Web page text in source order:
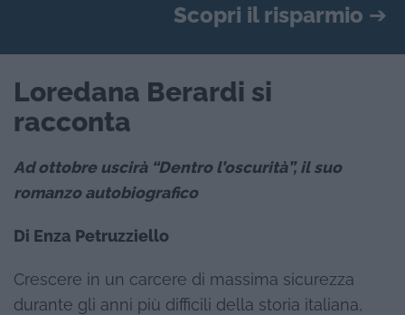
Scopri il risparmio ➔
Loredana Berardi si
racconta
Ad ottobre uscirà “Dentro l’oscurità”, il suo
romanzo autobiografico
Di Enza Petruzziello
Crescere in un carcere di massima sicurezza
durante gli anni più difficili della storia italiana,